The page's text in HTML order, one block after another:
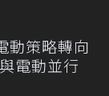
動策略轉向
電動並行